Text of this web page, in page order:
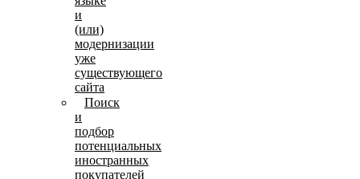
и
(или)
модернизации
уже
существующего
сайта
Поиск
и
подбор
потенциальных
иностранных
покупателей